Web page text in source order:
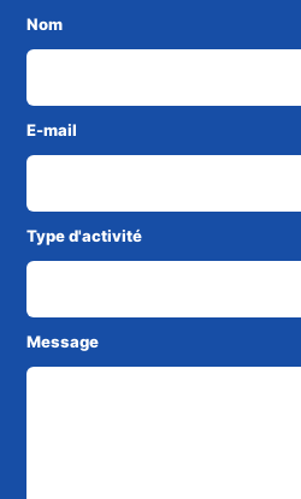
Nom
E-mail
Type d'activité
Message